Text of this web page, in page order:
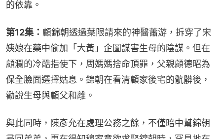
的依靠。
第12集： 顧錦朝透過葉限請來的神醫蕭游，拆穿了宋
姨娘在藥中偷加「大黃」企圖謀害生母的陰謀。但在
顧瀾的冷酷指使下，周媽媽捨命頂罪，父親顧德昭為
保全臉面選擇姑息。錦朝在看清顧家後宅的骯髒後，
勸說生母與顧父和離。
與此同時，陳彥允在處理公務之餘，不僅暗中幫錦朝